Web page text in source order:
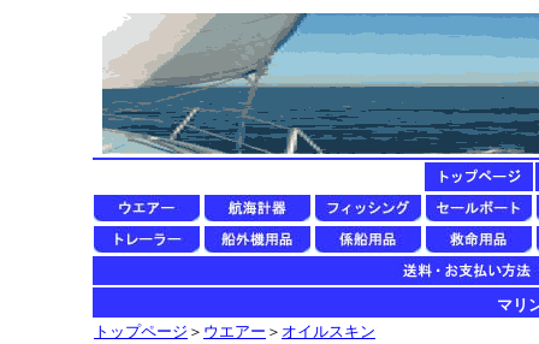
マリ
トップページ ＞ ウエアー ＞ オイルスキン